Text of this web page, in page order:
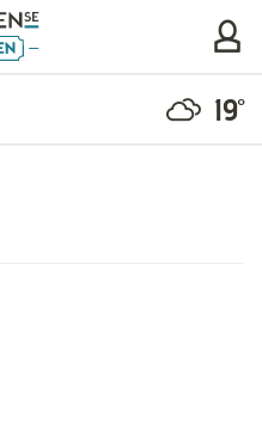
19°